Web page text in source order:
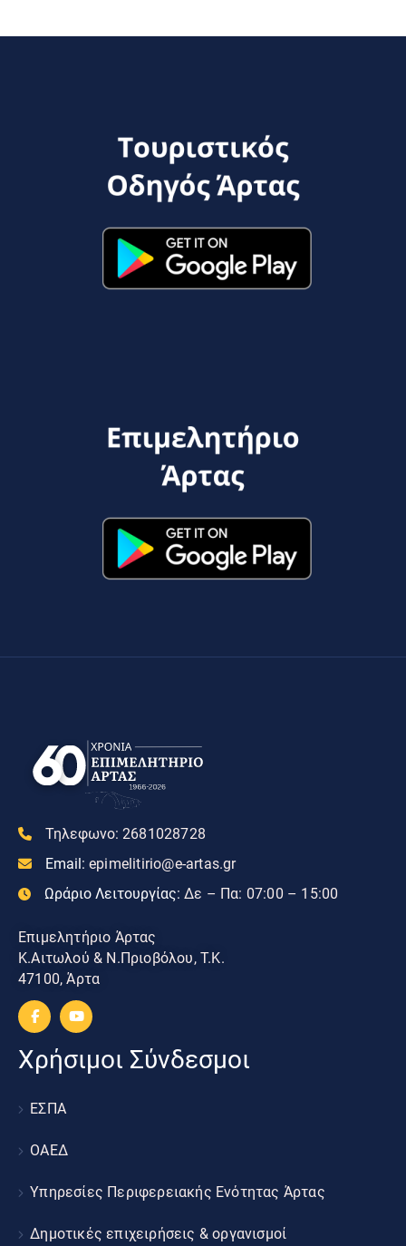
Τηλεφωνο: 2681028728
Email: epimelitirio@e-artas.gr
Ωράριο Λειτουργίας: Δε – Πα: 07:00 – 15:00
Επιμελητήριο Άρτας
Κ.Αιτωλού & Ν.Πριοβόλου, Τ.Κ.
47100, Άρτα
Χρήσιμοι Σύνδεσμοι
ΕΣΠΑ
ΟΑΕΔ
Υπηρεσίες Περιφερειακής Ενότητας Άρτας
Δημοτικές επιχειρήσεις & οργανισμοί